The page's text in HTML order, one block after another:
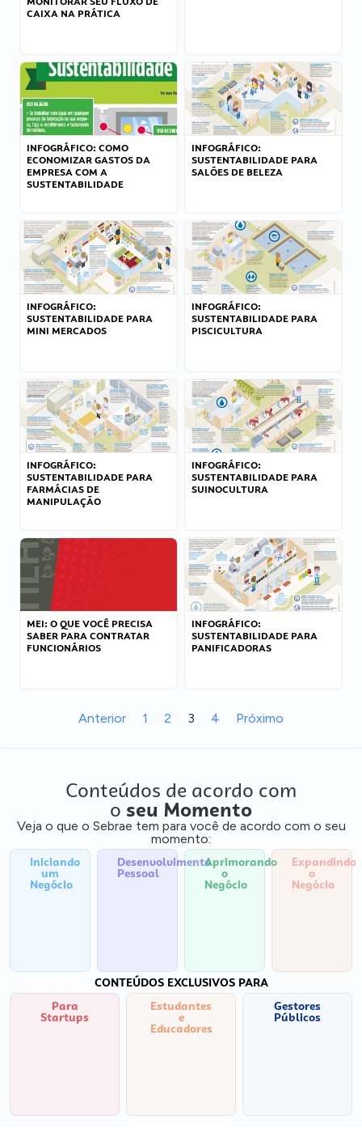
CAIXA NA PRÁTICA
INFOGRÁFICO: COMO
ECONOMIZAR GASTOS DA
EMPRESA COM A
SUSTENTABILIDADE
INFOGRÁFICO:
SUSTENTABILIDADE PARA
SALÕES DE BELEZA
INFOGRÁFICO:
SUSTENTABILIDADE PARA
MINI MERCADOS
INFOGRÁFICO:
SUSTENTABILIDADE PARA
PISCICULTURA
INFOGRÁFICO:
SUSTENTABILIDADE PARA
FARMÁCIAS DE
MANIPULAÇÃO
INFOGRÁFICO:
SUSTENTABILIDADE PARA
SUINOCULTURA
MEI: O QUE VOCÊ PRECISA
SABER PARA CONTRATAR
FUNCIONÁRIOS
INFOGRÁFICO:
SUSTENTABILIDADE PARA
PANIFICADORAS
Anterior 1 2 3 4 Próximo
Conteúdos de acordo com
o seu Momento
Veja o que o Sebrae tem para você de acordo com o seu
momento:
Iniciando
um
Negócio
Desenvolvimento
Pessoal
Aprimorando
o
Negócio
Expandindo
o
Negócio
CONTEÚDOS EXCLUSIVOS PARA
Para
Startups
Estudantes
e
Educadores
Gestores
Públicos